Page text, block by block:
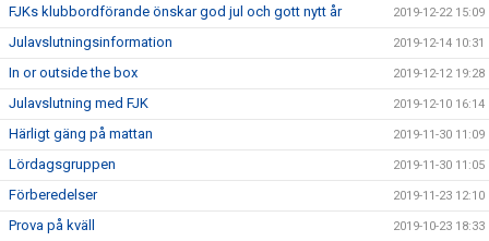
FJKs klubbordförande önskar god jul och gott nytt år 2019-12-22 15:09
Julavslutningsinformation 2019-12-14 10:31
In or outside the box 2019-12-12 19:28
Julavslutning med FJK 2019-12-10 16:14
Härligt gäng på mattan 2019-11-30 11:09
Lördagsgruppen 2019-11-30 11:05
Förberedelser 2019-11-23 12:10
Prova på kväll 2019-10-23 18:33